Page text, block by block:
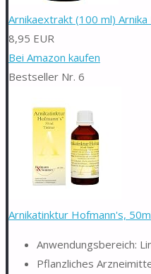
Arnikaextrakt (100 ml)
8,95 EUR
Bei Amazon kaufen
Bestseller Nr. 6
Arnikatinktur Hofmann's,
Anwendungsbereich:
Pflanzliches